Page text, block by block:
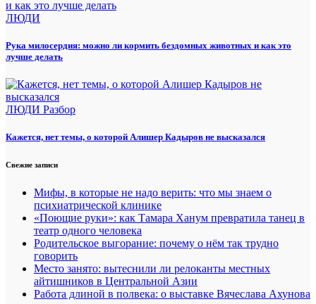
ЛЮДИ
Рука милосердия: можно ли кормить бездомных животных и как это
лучше делать
ЛЮДИ Разбор
Кажется, нет темы, о которой Алишер Кадыров не высказался
Свежие записи
Мифы, в которые не надо верить: что мы знаем о
психиатрической клинике
«Поющие руки»: как Тамара Ханум превратила танец в
театр одного человека
Родительское выгорание: почему о нём так трудно
говорить
Место занято: вытеснили ли релоканты местных
айтишников в Центральной Азии
Работа длиной в полвека: о выставке Вячеслава Ахунова